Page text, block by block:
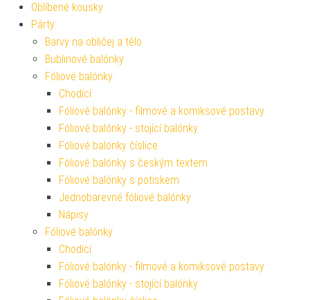
Oblíbené kousky
Párty
Barvy na obličej a tělo
Bublinové balónky
Fóliové balónky
Chodící
Fóliové balónky - filmové a komiksové postavy
Fóliové balónky - stojící balónky
Fóliové balónky číslice
Fóliové balónky s českým textem
Fóliové balónky s potiskem
Jednobarevné fóliové balónky
Nápisy
Fóliové balónky
Chodící
Fóliové balónky - filmové a komiksové postavy
Fóliové balónky - stojící balónky